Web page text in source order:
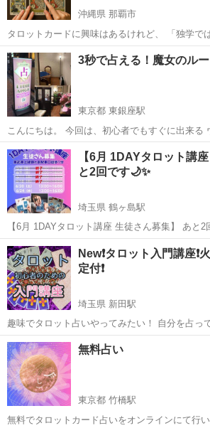
沖縄県 那覇市
タロットカードに興味はあるけれど、 「独学で
られるか不安…」 そんな方に向けた、少人数制
します🌙 カードの意味だけでなく、 🔸リーディングの流れ 🔸相談内
容に合わせた読み...
沖縄 那覇市 タロット タロット占い
3秒で占える！魔女のル
東京都 東銀座駅
こんにちは。 今回は、初心者でもすぐに出来る ウィッチルーンをオス
スメします🔮 「占い経験ゼロでも大丈夫」 「覚える量が少ないので始
めやすい」 「イベントやマルシェですぐ活用できる」 「人を笑顔にで
きる占術」 ...
東京 中央区 東銀座駅 タロット 初
【6月 1DAYタロット講
と2回です🌙✨
埼玉県 鶴ヶ島駅
【6月 1DAYタロット講座 生徒さん募集】 あと2回です
意味を覚える」だけではなく “感じる・受け取る
く時間 タロット初心者の方も 持っているけど使えていない方も 自己
流から一歩深...
埼玉 川越市 鶴ヶ島駅 タロット
New❗️タロット入門講座
定付❗️
埼玉県 新田駅
趣味でタロット占いやってみたい！ 自分を占っ
人を占ってみたい！ タロットの世界にどっぷり浸
ど… まったくの初心者の方 または タロットカー
学だめだった…そんな方！...
埼玉 草加市 新田駅
無料占い
東京都 竹橋駅
無料でタロットカード占いをオンラインにて行